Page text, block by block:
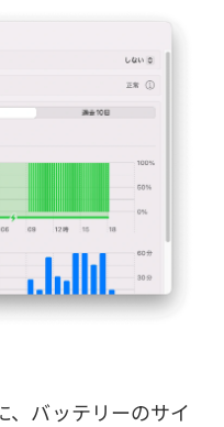
、バッテリーのサイ